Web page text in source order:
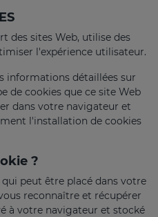
des sites Web, utilise des
l'expérience utilisateur.
informations détaillées sur
de cookies que ce site Web
dans votre navigateur et
l'installation de cookies
?
peut être placé dans votre
reconnaître et récupérer
à votre navigateur et stocké